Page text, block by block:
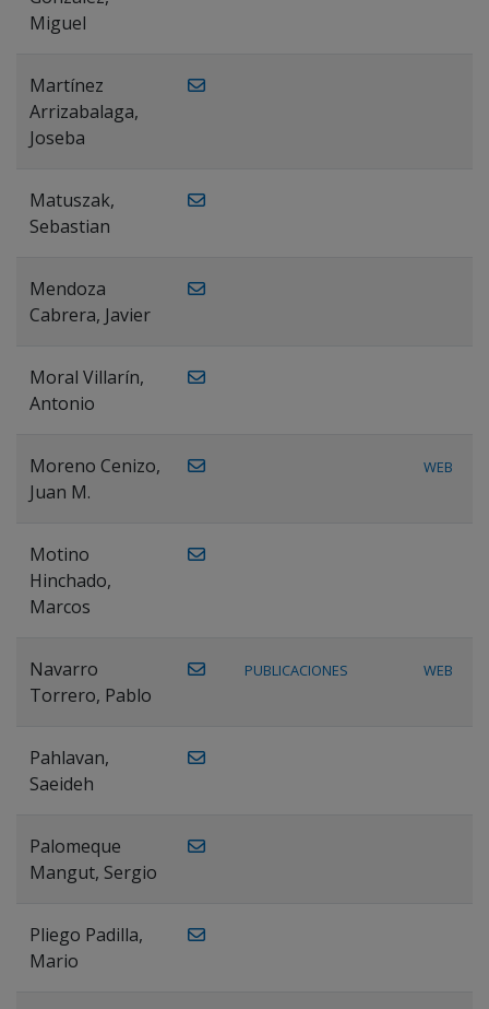
Miguel
Martínez
Arrizabalaga,
Joseba
Matuszak,
Sebastian
Mendoza
Cabrera, Javier
Moral Villarín,
Antonio
Moreno Cenizo,
Juan M.
WEB
Motino
Hinchado,
Marcos
Navarro
Torrero, Pablo
PUBLICACIONES WEB
Pahlavan,
Saeideh
Palomeque
Mangut, Sergio
Pliego Padilla,
Mario